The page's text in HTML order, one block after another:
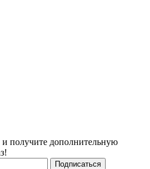
получите дополнительную